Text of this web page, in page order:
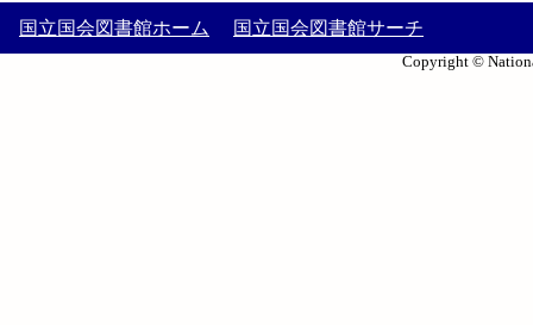
国立国会図書館ホーム 国立国会図書館サーチ
Copyright ©